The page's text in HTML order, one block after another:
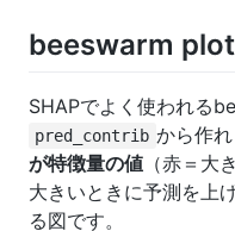
beeswarm plot
SHAPでよく使われる
pred_contrib から作れ
が特徴量の値 （赤＝大
大きいときに予測を上
る図です。